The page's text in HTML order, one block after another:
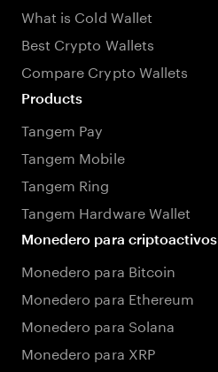
What is Cold Wallet
Best Crypto Wallets
Compare Crypto Wallets
Products
Tangem Pay
Tangem Mobile
Tangem Ring
Tangem Hardware Wallet
Monedero para criptoactivos
Monedero para Bitcoin
Monedero para Ethereum
Monedero para Solana
Monedero para XRP